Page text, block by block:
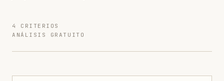
4 CRITERIOS
ANÁLISIS GRATUITO